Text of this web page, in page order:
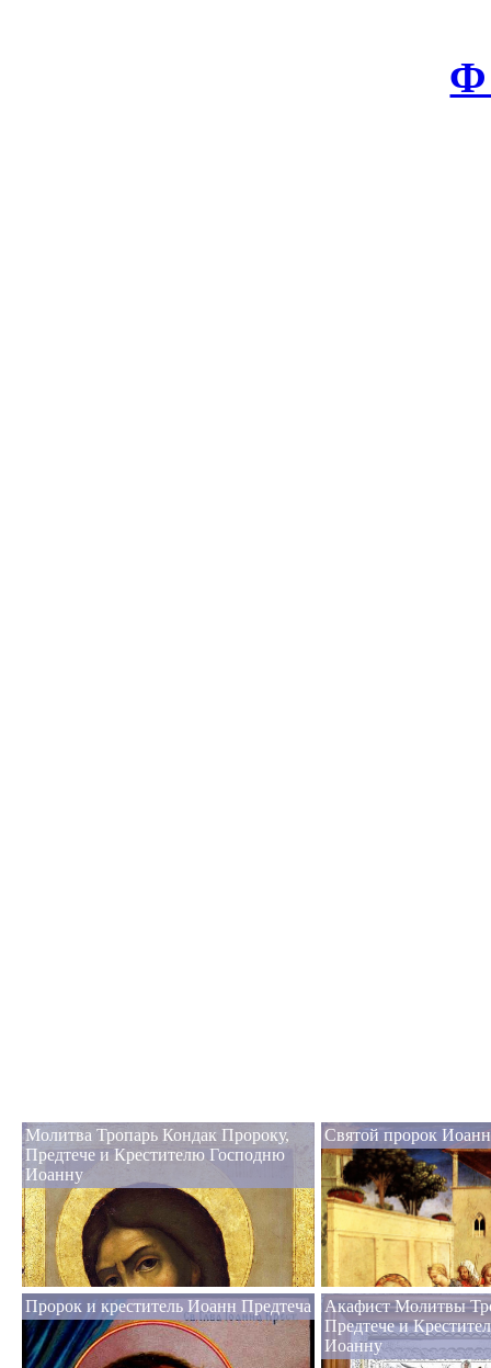
Ф
Молитва Тропарь Кондак Пророку,
Предтече и Крестителю Господню
Иоанну
Святой пророк
Пророк и креститель Иоанн Предтеча
Акафист Молитвы
Предтече и
Иоанну